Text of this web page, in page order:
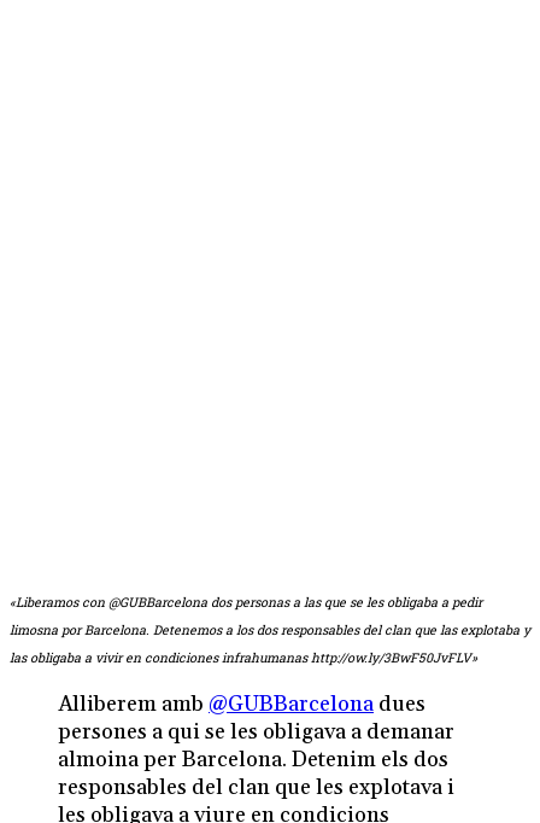
«Liberamos con @GUBBarcelona dos personas a las que se les obligaba a pedir
limosna por Barcelona. Detenemos a los dos responsables del clan que las explotaba y
las obligaba a vivir en condiciones infrahumanas http://ow.ly/3BwF50JvFLV»
Alliberem amb @GUBBarcelona dues
persones a qui se les obligava a demanar
almoina per Barcelona. Detenim els dos
responsables del clan que les explotava i
les obligava a viure en condicions